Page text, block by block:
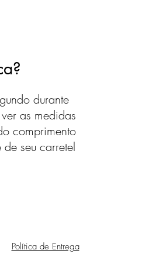
durante
as medidas
comprimento
seu carretel
Política de Entrega